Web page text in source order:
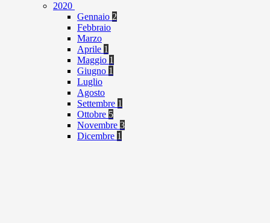
2020
Gennaio 2
Febbraio
Marzo
Aprile 1
Maggio 1
Giugno 1
Luglio
Agosto
Settembre 1
Ottobre 5
Novembre 3
Dicembre 1